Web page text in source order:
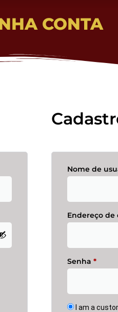
CONTA
Nome de
Endereço de
Senha *
I am a